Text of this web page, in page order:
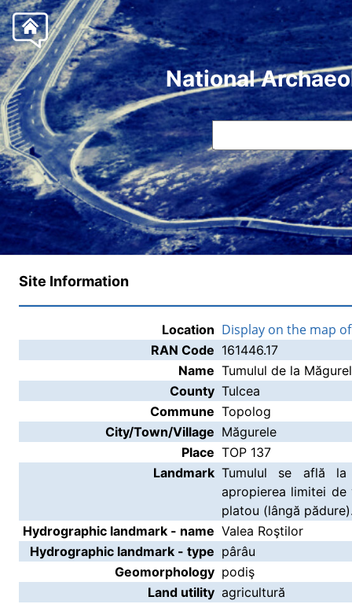
National
Site Information
Location Display on the map
RAN Code 161446.17
Name Tumulul de la
County Tulcea
Commune Topolog
City/Town/Village Măgurele
Place TOP 137
Landmark Tumulul se află
apropierea limitei de
platou (lângă
Hydrographic landmark - name Valea Roştilor
Hydrographic landmark - type pârâu
Geomorphology podiş
Land utility agricultură